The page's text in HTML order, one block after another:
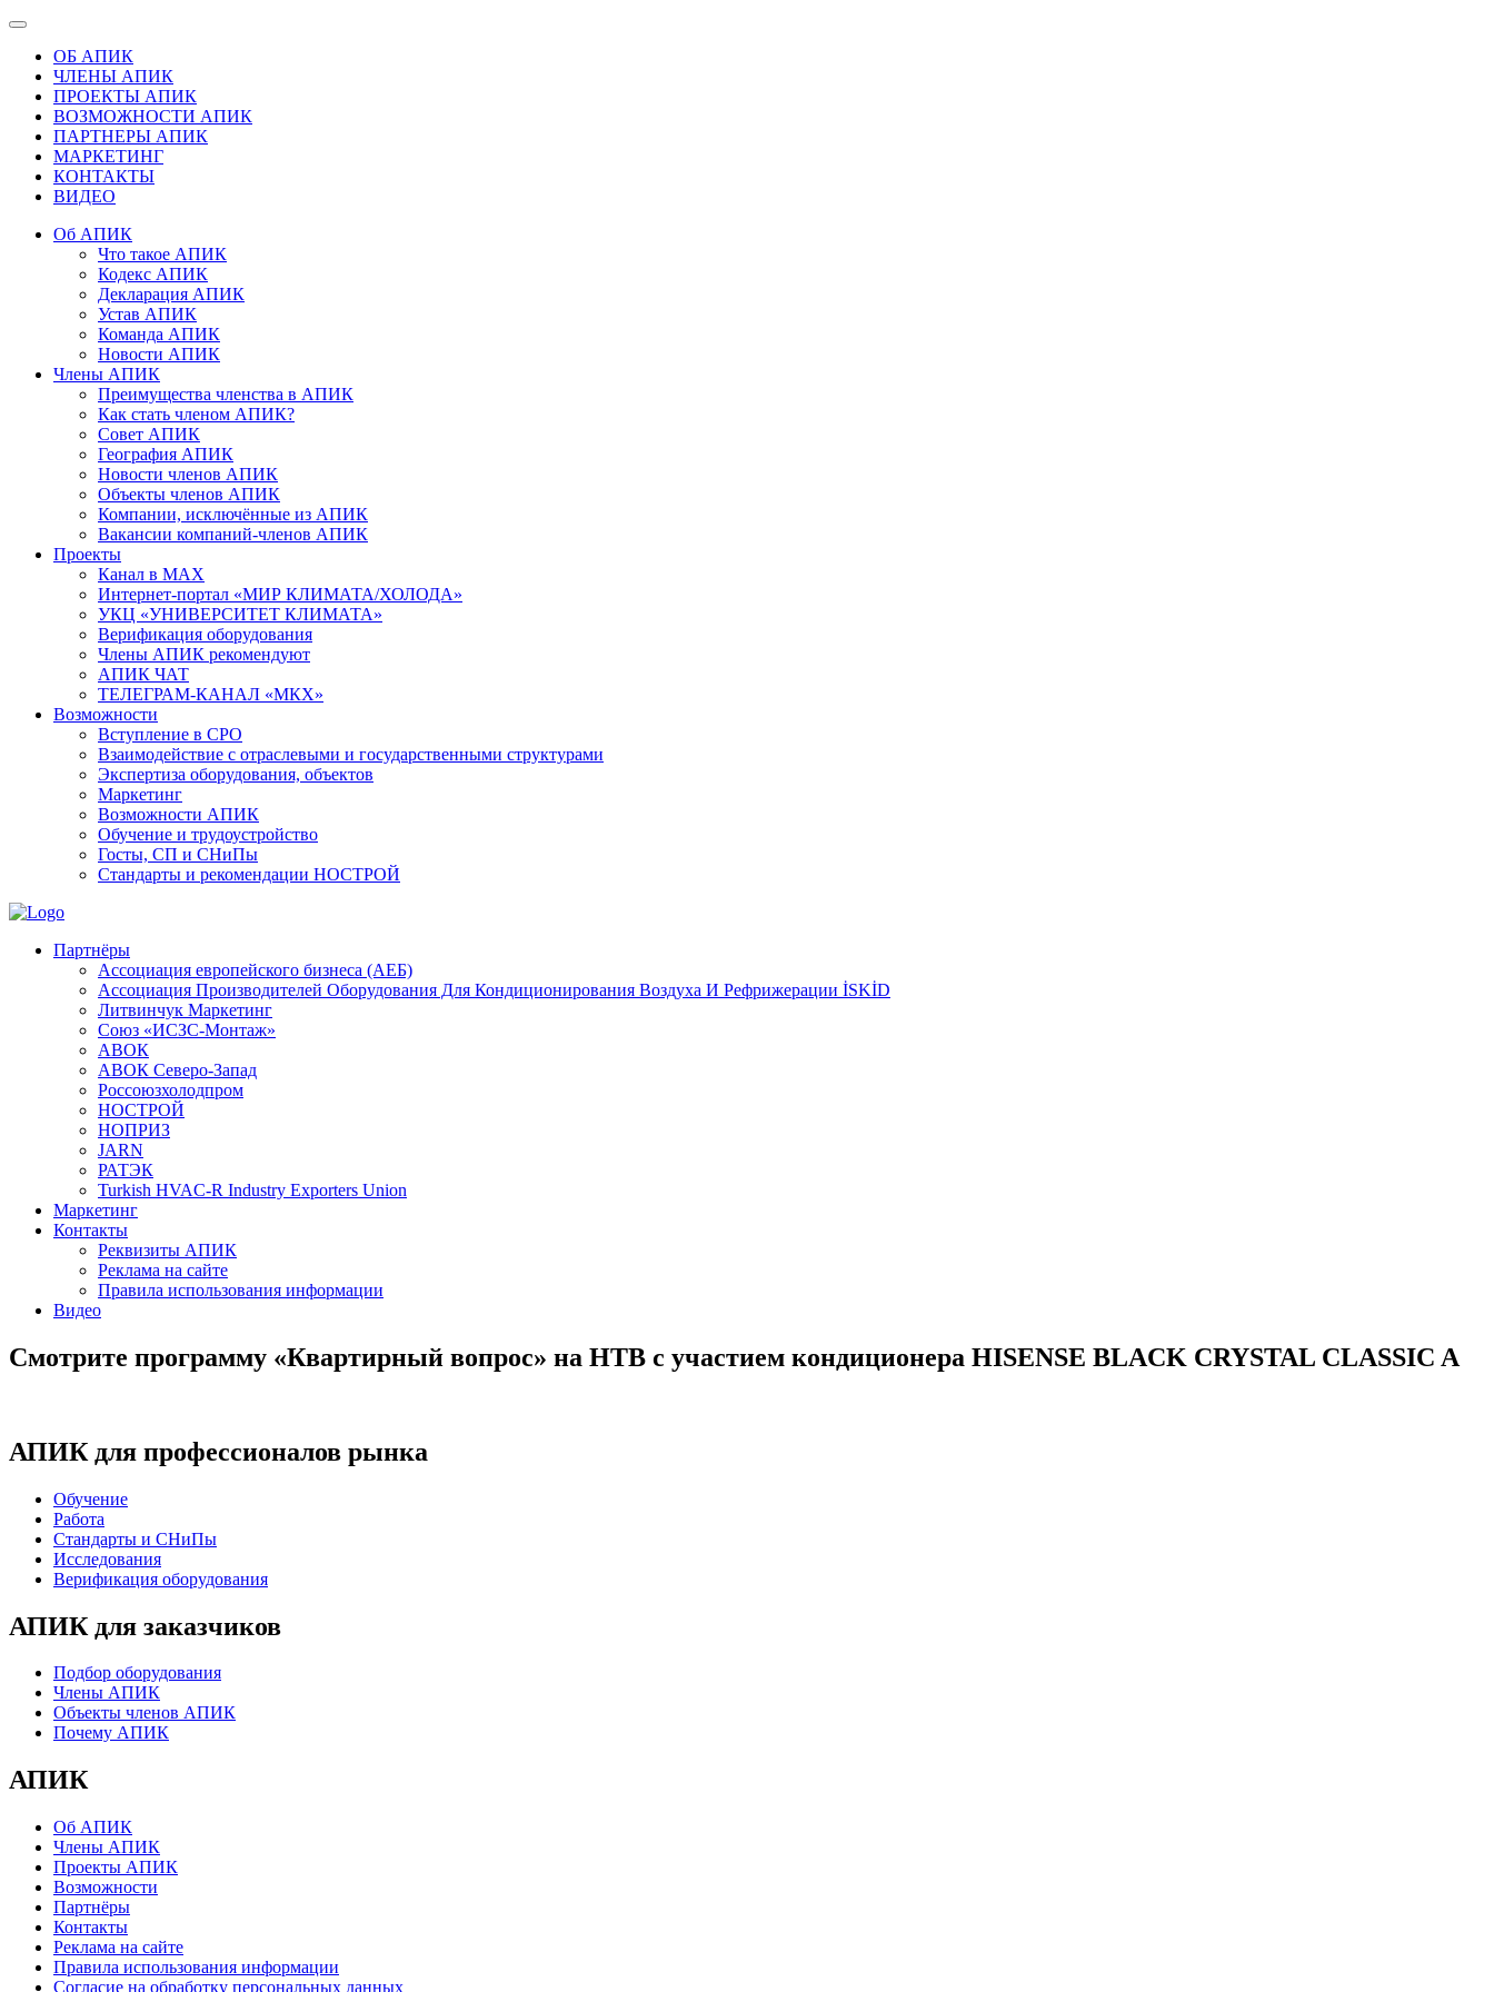
ОБ АПИК
ЧЛЕНЫ АПИК
ПРОЕКТЫ АПИК
ВОЗМОЖНОСТИ АПИК
ПАРТНЕРЫ АПИК
МАРКЕТИНГ
КОНТАКТЫ
ВИДЕО
Об АПИК
Что такое АПИК
Кодекс АПИК
Декларация АПИК
Устав АПИК
Команда АПИК
Новости АПИК
Члены АПИК
Преимущества членства в АПИК
Как стать членом АПИК?
Совет АПИК
География АПИК
Новости членов АПИК
Объекты членов АПИК
Компании, исключённые из АПИК
Вакансии компаний-членов АПИК
Проекты
Канал в MAX
Интернет-портал «МИР КЛИМАТА/ХОЛОДА»
УКЦ «УНИВЕРСИТЕТ КЛИМАТА»
Верификация оборудования
Члены АПИК рекомендуют
АПИК ЧАТ
ТЕЛЕГРАМ-КАНАЛ «МКХ»
Возможности
Вступление в СРО
Взаимодействие с отраслевыми и государственными структурами
Экспертиза оборудования, объектов
Маркетинг
Возможности АПИК
Обучение и трудоустройство
Госты, СП и СНиПы
Стандарты и рекомендации НОСТРОЙ
Партнёры
Ассоциация европейского бизнеса (АЕБ)
Aссоциация Производителей Оборудования Для Кондиционирования Воздуха И Рефрижерации İSKİD
Литвинчук Маркетинг
Союз «ИСЗС-Монтаж»
АВОК
АВОК Северо-Запад
Россоюзхолодпром
НОСТРОЙ
НОПРИЗ
JARN
РАТЭК
Turkish HVAC-R Industry Exporters Union
Маркетинг
Контакты
Реквизиты АПИК
Реклама на сайте
Правила использования информации
Видео
Смотрите программу «Квартирный вопрос» на НТВ с участием кондиционера HISENSE BLACK CRYSTAL CLASSIC A
АПИК для профессионалов рынка
Обучение
Работа
Стандарты и СНиПы
Исследования
Верификация оборудования
АПИК для заказчиков
Подбор оборудования
Члены АПИК
Объекты членов АПИК
Почему АПИК
АПИК
Об АПИК
Члены АПИК
Проекты АПИК
Возможности
Партнёры
Контакты
Реклама на сайте
Правила использования информации
Согласие на обработку персональных данных